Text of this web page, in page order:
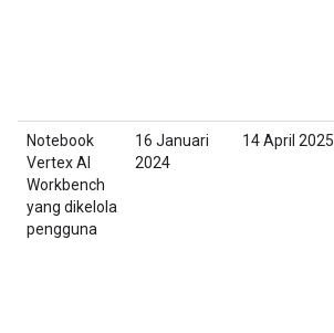
Notebook
Vertex AI
Workbench
yang dikelola
pengguna
16 Januari
2024
14 April 2025